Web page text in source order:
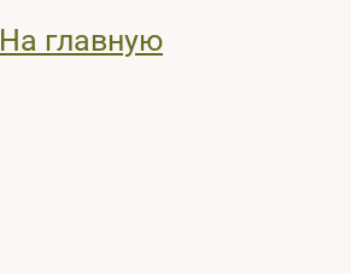
На главную